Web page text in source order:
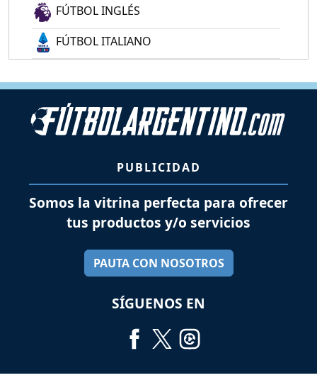
FÚTBOL INGLÉS
FÚTBOL ITALIANO
PUBLICIDAD
Somos la vitrina perfecta para ofrecer
tus productos y/o servicios
PAUTA CON NOSOTROS
SÍGUENOS EN